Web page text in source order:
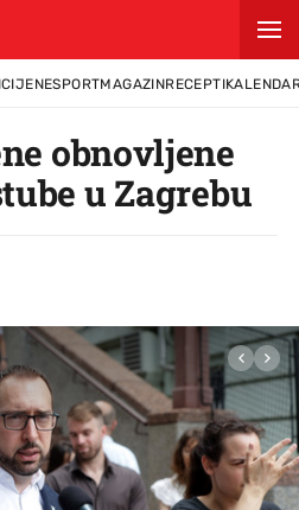
CIJENESPORTMAGAZINRECEPTI
obnovljene
u Zagrebu